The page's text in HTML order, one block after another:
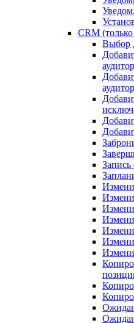
CRM
Выбор
Запись